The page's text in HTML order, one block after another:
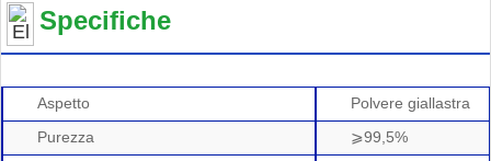
Specifiche
Aspetto
Polvere giallastra
Purezza
⩾99,5%